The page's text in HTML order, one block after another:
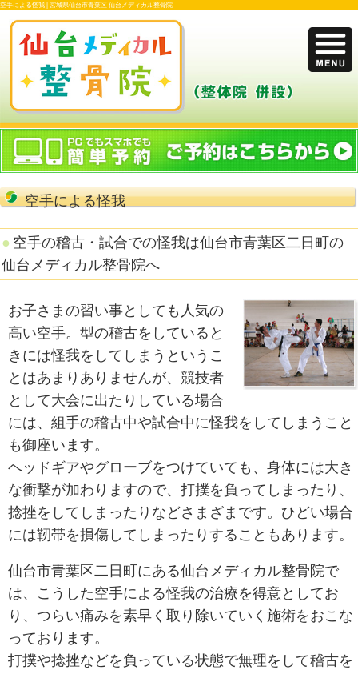
空手による怪我 |宮城県仙台市青葉区 仙台メディカル整骨院
空手の稽古・試合での怪我は仙台
仙台メディカル整骨院へ
お子さまの習い事としても人気の
高い空手。型の稽古をしていると
きには怪我をしてしまうというこ
とはあまりありませんが、競技者
として大会に出たりしている場合
には、組手の稽古中や試合中に怪我
も御座います。